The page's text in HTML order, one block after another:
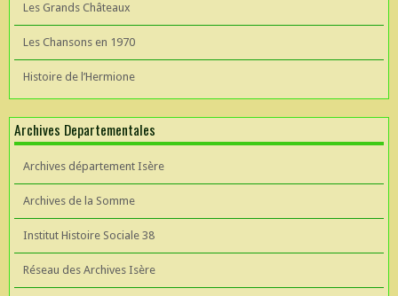
Les Grands Châteaux
Les Chansons en 1970
Histoire de l’Hermione
Archives Departementales
Archives département Isère
Archives de la Somme
Institut Histoire Sociale 38
Réseau des Archives Isère